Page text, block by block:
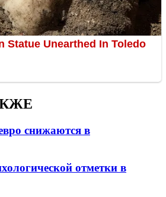
снижаются в
отметки в